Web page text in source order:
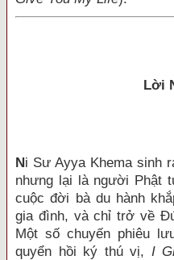
Lời
Ni Sư Ayya Khema sinh
nhưng lại là người Phật
cuộc đời bà du hành
gia đình, và chỉ trở về
Một số chuyến phiêu
quyển hồi ký thú vị, I